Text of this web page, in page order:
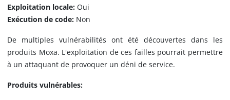
Exploitation locale: Oui
Exécution de code: Non
De multiples vulnérabilités ont été découvertes dans les
produits Moxa. L'exploitation de ces failles pourrait permettre
à un attaquant de provoquer un déni de service.
Produits vulnérables: